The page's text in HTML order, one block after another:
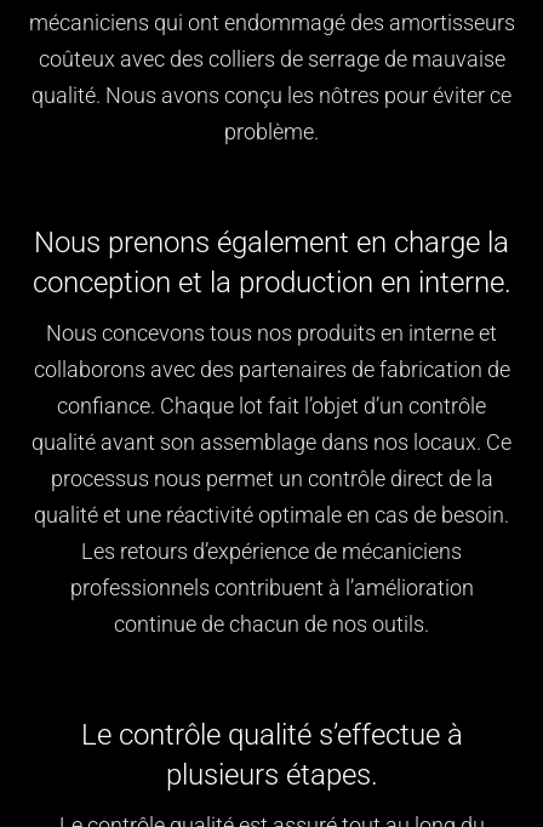
mécaniciens qui ont endommagé des amortisseurs
coûteux avec des colliers de serrage de mauvaise
qualité. Nous avons conçu les nôtres pour éviter ce
problème.
Nous prenons également en charge la
conception et la production en interne.
Nous concevons tous nos produits en interne et
collaborons avec des partenaires de fabrication de
confiance. Chaque lot fait l’objet d’un contrôle
qualité avant son assemblage dans nos locaux. Ce
processus nous permet un contrôle direct de la
qualité et une réactivité optimale en cas de besoin.
Les retours d’expérience de mécaniciens
professionnels contribuent à l’amélioration
continue de chacun de nos outils.
Le contrôle qualité s’effectue à
plusieurs étapes.